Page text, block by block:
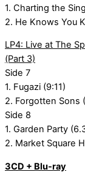
1. Charting the
2. He Knows You
LP4: Live at The
(Part 3)
Side 7
1. Fugazi (9:11)
2. Forgotten Sons
Side 8
1. Garden Party
2. Market Square
3CD + Blu-ray